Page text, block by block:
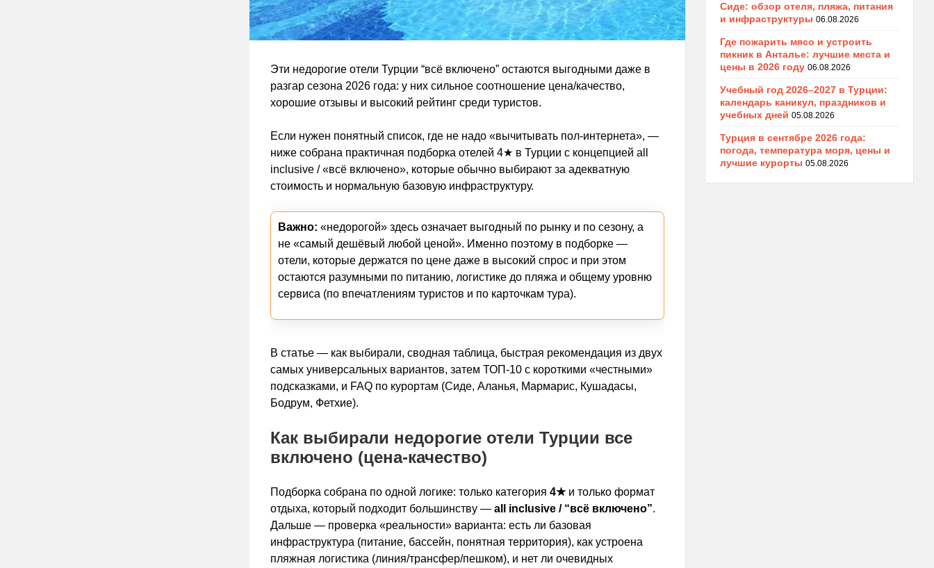
Эти недорогие отели Турции “всё включено” остаются выгодными даже в
разгар сезона 2026 года: у них сильное соотношение цена/качество,
хорошие отзывы и высокий рейтинг среди туристов.
Если нужен понятный список, где не надо «вычитывать пол-интернета», —
ниже собрана практичная подборка отелей 4★ в Турции с концепцией all
inclusive / «всё включено», которые обычно выбирают за адекватную
стоимость и нормальную базовую инфраструктуру.
Важно: «недорогой» здесь означает выгодный по рынку и по сезону, а
не «самый дешёвый любой ценой». Именно поэтому в подборке —
отели, которые держатся по цене даже в высокий спрос и при этом
остаются разумными по питанию, логистике до пляжа и общему уровню
сервиса (по впечатлениям туристов и по карточкам тура).
В статье — как выбирали, сводная таблица, быстрая рекомендация из двух
самых универсальных вариантов, затем ТОП-10 с короткими «честными»
подсказками, и FAQ по курортам (Сиде, Аланья, Мармарис, Кушадасы,
Бодрум, Фетхие).
Как выбирали недорогие отели Турции все
включено (цена-качество)
Подборка собрана по одной логике: только категория 4★и только формат
отдыха, который подходит большинству — all inclusive / “всё включено”.
Дальше — проверка «реальности» варианта: есть ли базовая
инфраструктура (питание, бассейн, понятная территория), как устроена
пляжная логистика (линия/трансфер/пешком), и нет ли очевидных
Сиде: обзор отеля, пляжа, питания
и инфраструктуры 06.08.2026
Где пожарить мясо и устроить
пикник в Анталье: лучшие места и
цены в 2026 году 06.08.2026
Учебный год 2026–2027 в Турции:
календарь каникул, праздников и
учебных дней 05.08.2026
Турция в сентябре 2026 года:
погода, температура моря, цены и
лучшие курорты 05.08.2026